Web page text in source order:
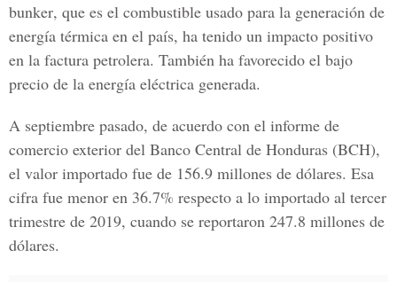
bunker, que es el combustible usado para la generación de
energía térmica en el país, ha tenido un impacto positivo
en la factura petrolera. También ha favorecido el bajo
precio de la energía eléctrica generada.
A septiembre pasado, de acuerdo con el informe de
comercio exterior del Banco Central de Honduras (BCH),
el valor importado fue de 156.9 millones de dólares. Esa
cifra fue menor en 36.7% respecto a lo importado al tercer
trimestre de 2019, cuando se reportaron 247.8 millones de
dólares.